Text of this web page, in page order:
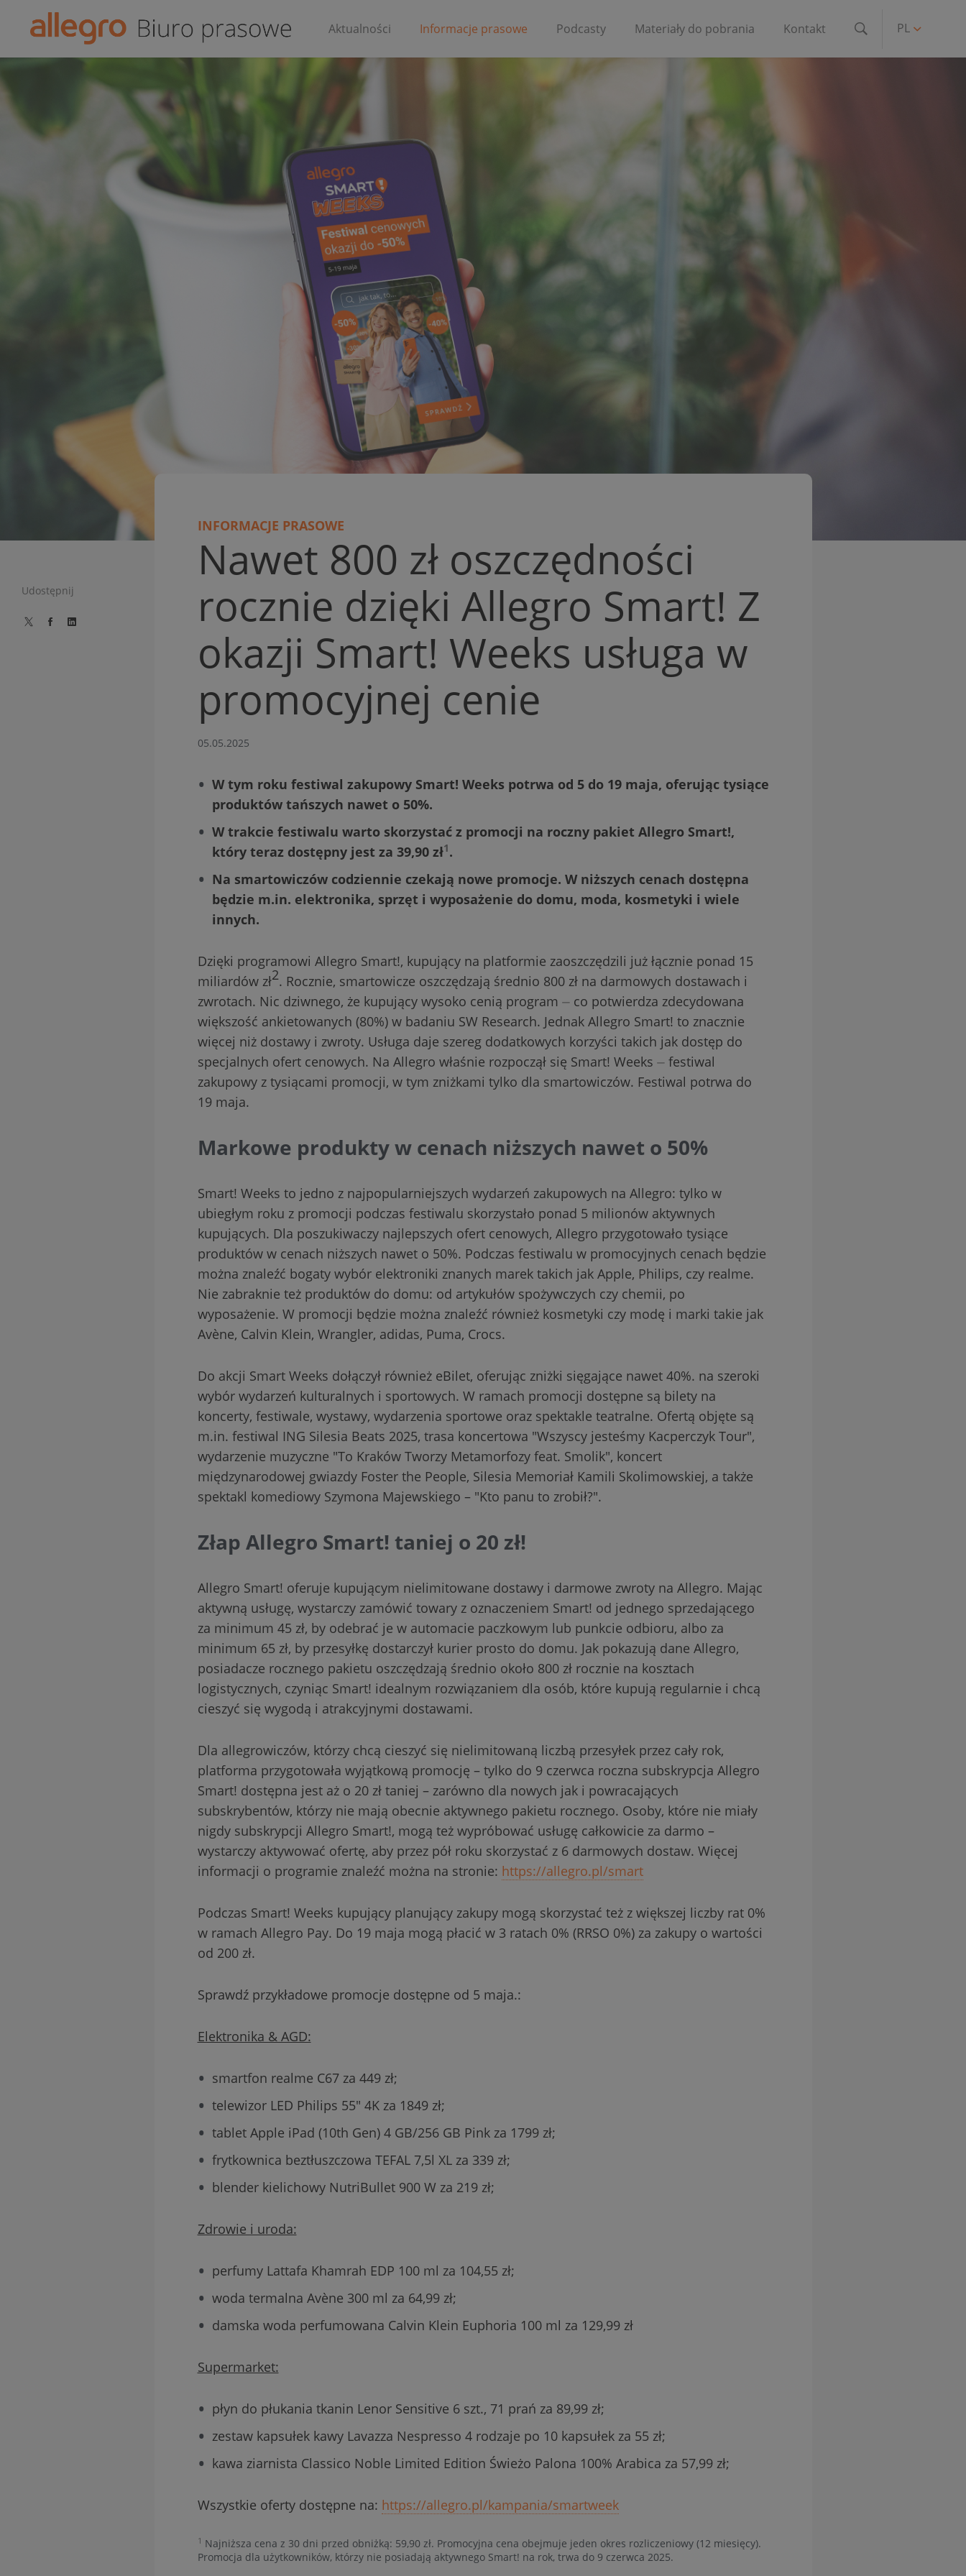
Aktualności Informacje prasowe Podcasty Materiały do pobrania Kontakt PL
Udostępnij
INFORMACJE PRASOWE
Nawet 800 zł oszczędności
rocznie dzięki Allegro Smart! Z
okazji Smart! Weeks usługa w
promocyjnej cenie
05.05.2025
W tym roku festiwal zakupowy Smart! Weeks potrwa od 5 do 19 maja, oferując tysiące
produktów tańszych nawet o 50%.
W trakcie festiwalu warto skorzystać z promocji na roczny pakiet Allegro Smart!,
który teraz dostępny jest za 39,90 zł1.
Na smartowiczów codziennie czekają nowe promocje. W niższych cenach dostępna
będzie m.in. elektronika, sprzęt i wyposażenie do domu, moda, kosmetyki i wiele
innych.
Dzięki programowi Allegro Smart!, kupujący na platformie zaoszczędzili już łącznie ponad 15
miliardów zł2. Rocznie, smartowicze oszczędzają średnio 800 zł na darmowych dostawach i
zwrotach. Nic dziwnego, że kupujący wysoko cenią program ⏤ co potwierdza zdecydowana
większość ankietowanych (80%) w badaniu SW Research. Jednak Allegro Smart! to znacznie
więcej niż dostawy i zwroty. Usługa daje szereg dodatkowych korzyści takich jak dostęp do
specjalnych ofert cenowych. Na Allegro właśnie rozpoczął się Smart! Weeks ⏤ festiwal
zakupowy z tysiącami promocji, w tym zniżkami tylko dla smartowiczów. Festiwal potrwa do
19 maja.
Markowe produkty w cenach niższych nawet o 50%
Smart! Weeks to jedno z najpopularniejszych wydarzeń zakupowych na Allegro: tylko w
ubiegłym roku z promocji podczas festiwalu skorzystało ponad 5 milionów aktywnych
kupujących. Dla poszukiwaczy najlepszych ofert cenowych, Allegro przygotowało tysiące
produktów w cenach niższych nawet o 50%. Podczas festiwalu w promocyjnych cenach będzie
można znaleźć bogaty wybór elektroniki znanych marek takich jak Apple, Philips, czy realme.
Nie zabraknie też produktów do domu: od artykułów spożywczych czy chemii, po
wyposażenie. W promocji będzie można znaleźć również kosmetyki czy modę i marki takie jak
Avène, Calvin Klein, Wrangler, adidas, Puma, Crocs.
Do akcji Smart Weeks dołączył również eBilet, oferując zniżki sięgające nawet 40%. na szeroki
wybór wydarzeń kulturalnych i sportowych. W ramach promocji dostępne są bilety na
koncerty, festiwale, wystawy, wydarzenia sportowe oraz spektakle teatralne. Ofertą objęte są
m.in. festiwal ING Silesia Beats 2025, trasa koncertowa "Wszyscy jesteśmy Kacperczyk Tour",
wydarzenie muzyczne "To Kraków Tworzy Metamorfozy feat. Smolik", koncert
międzynarodowej gwiazdy Foster the People, Silesia Memoriał Kamili Skolimowskiej, a także
spektakl komediowy Szymona Majewskiego – "Kto panu to zrobił?".
Złap Allegro Smart! taniej o 20 zł!
Allegro Smart! oferuje kupującym nielimitowane dostawy i darmowe zwroty na Allegro. Mając
aktywną usługę, wystarczy zamówić towary z oznaczeniem Smart! od jednego sprzedającego
za minimum 45 zł, by odebrać je w automacie paczkowym lub punkcie odbioru, albo za
minimum 65 zł, by przesyłkę dostarczył kurier prosto do domu. Jak pokazują dane Allegro,
posiadacze rocznego pakietu oszczędzają średnio około 800 zł rocznie na kosztach
logistycznych, czyniąc Smart! idealnym rozwiązaniem dla osób, które kupują regularnie i chcą
cieszyć się wygodą i atrakcyjnymi dostawami.
Dla allegrowiczów, którzy chcą cieszyć się nielimitowaną liczbą przesyłek przez cały rok,
platforma przygotowała wyjątkową promocję – tylko do 9 czerwca roczna subskrypcja Allegro
Smart! dostępna jest aż o 20 zł taniej – zarówno dla nowych jak i powracających
subskrybentów, którzy nie mają obecnie aktywnego pakietu rocznego. Osoby, które nie miały
nigdy subskrypcji Allegro Smart!, mogą też wypróbować usługę całkowicie za darmo –
wystarczy aktywować ofertę, aby przez pół roku skorzystać z 6 darmowych dostaw. Więcej
informacji o programie znaleźć można na stronie: https://allegro.pl/smart
Podczas Smart! Weeks kupujący planujący zakupy mogą skorzystać też z większej liczby rat 0%
w ramach Allegro Pay. Do 19 maja mogą płacić w 3 ratach 0% (RRSO 0%) za zakupy o wartości
od 200 zł.
Sprawdź przykładowe promocje dostępne od 5 maja.:
Elektronika & AGD:
smartfon realme C67 za 449 zł;
telewizor LED Philips 55" 4K za 1849 zł;
tablet Apple iPad (10th Gen) 4 GB/256 GB Pink za 1799 zł;
frytkownica beztłuszczowa TEFAL 7,5l XL za 339 zł;
blender kielichowy NutriBullet 900 W za 219 zł;
Zdrowie i uroda:
perfumy Lattafa Khamrah EDP 100 ml za 104,55 zł;
woda termalna Avène 300 ml za 64,99 zł;
damska woda perfumowana Calvin Klein Euphoria 100 ml za 129,99 zł
Supermarket:
płyn do płukania tkanin Lenor Sensitive 6 szt., 71 prań za 89,99 zł;
zestaw kapsułek kawy Lavazza Nespresso 4 rodzaje po 10 kapsułek za 55 zł;
kawa ziarnista Classico Noble Limited Edition Świeżo Palona 100% Arabica za 57,99 zł;
Wszystkie oferty dostępne na: https://allegro.pl/kampania/smartweek
1 Najniższa cena z 30 dni przed obniżką: 59,90 zł. Promocyjna cena obejmuje jeden okres rozliczeniowy (12 miesięcy).
Promocja dla użytkowników, którzy nie posiadają aktywnego Smart! na rok, trwa do 9 czerwca 2025.